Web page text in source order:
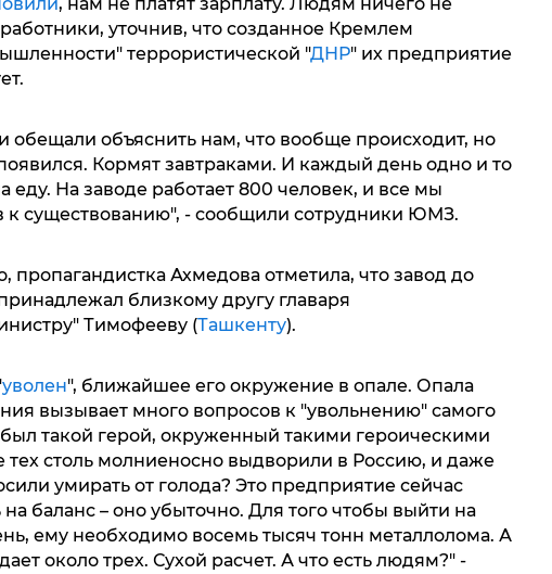
уточнив, что созданное Кремлем
террористической "ДНР" их предприятие
обещали объяснить нам, что вообще происходит, но
Кормят завтраками. И каждый день одно и то
еду. На заводе работает 800 человек, и все мы
к существованию", - сообщили сотрудники ЮМЗ.
пропагандистка Ахмедова отметила, что завод до
близкому другу главаря
Тимофееву (Ташкенту).
уволен", ближайшее его окружение в опале. Опала
вызывает много вопросов к "увольнению" самого
такой герой, окруженный такими героическими
тех столь молниеносно выдворили в Россию, и даже
умирать от голода? Это предприятие сейчас
на баланс – оно убыточно. Для того чтобы выйти на
ему необходимо восемь тысяч тонн металлолома. А
около трех. Сухой расчет. А что есть людям?" -